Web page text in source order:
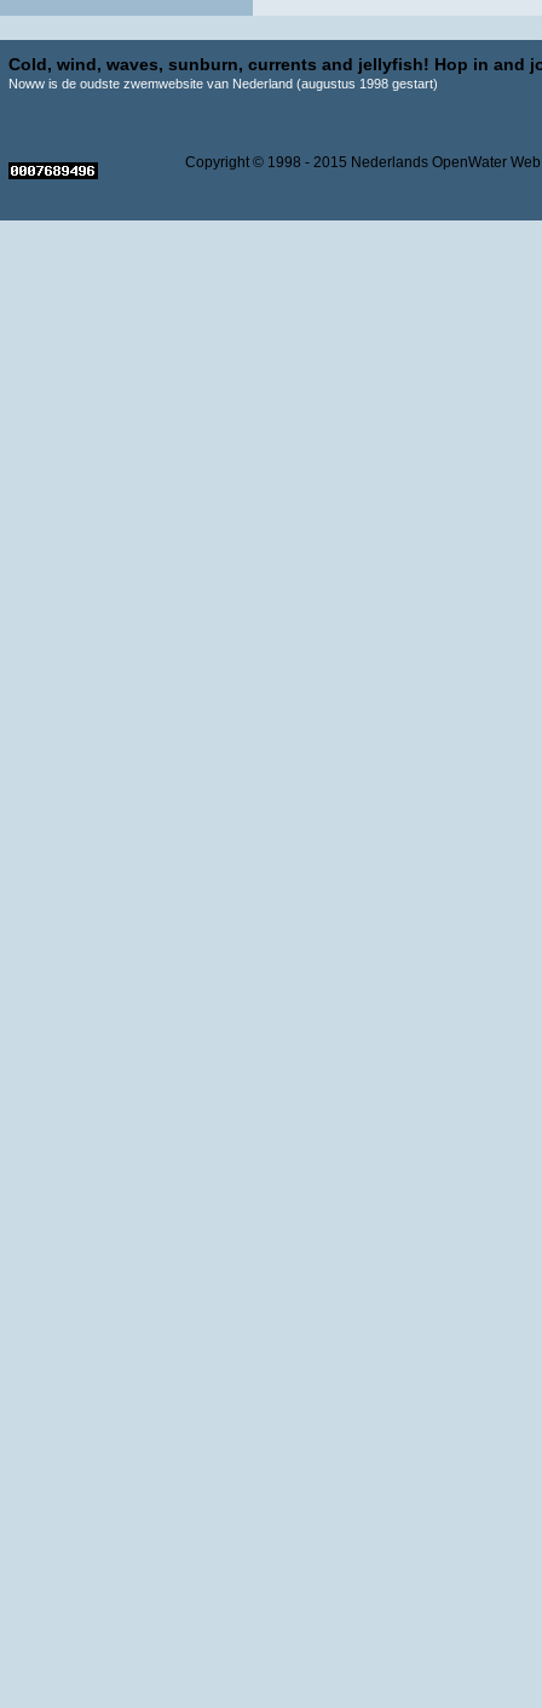
Cold, wind, waves, sunburn, currents and jellyfish! Hop in and
Noww is de oudste zwemwebsite van Nederland (augustus 1998 gestart)
Copyright © 1998 - 2015 Nederlands OpenWater